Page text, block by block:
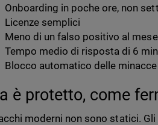
Onboarding in poche ore, non
Licenze semplici
Meno di un falso positivo al mese
Tempo medio di risposta di 6
Blocco automatico delle
è protetto, come
moderni non sono statici.